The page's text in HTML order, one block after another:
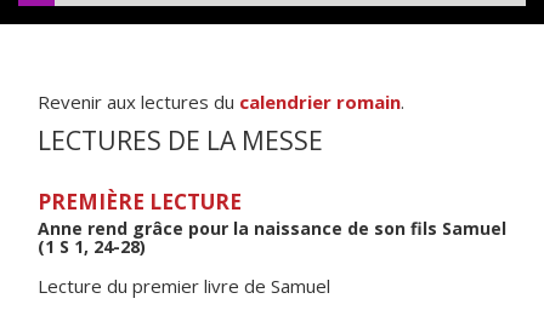
Revenir aux lectures du calendrier romain.
LECTURES DE LA MESSE
PREMIÈRE LECTURE
Anne rend grâce pour la naissance de son fils Samuel
(1 S 1, 24-28)
Lecture du premier livre de Samuel